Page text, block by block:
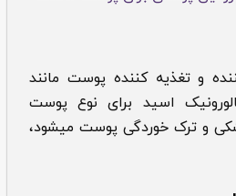
و تغذیه کننده پوست مانند
اسید برای نوع پوست
و ترک خوردگی پوست میشود،